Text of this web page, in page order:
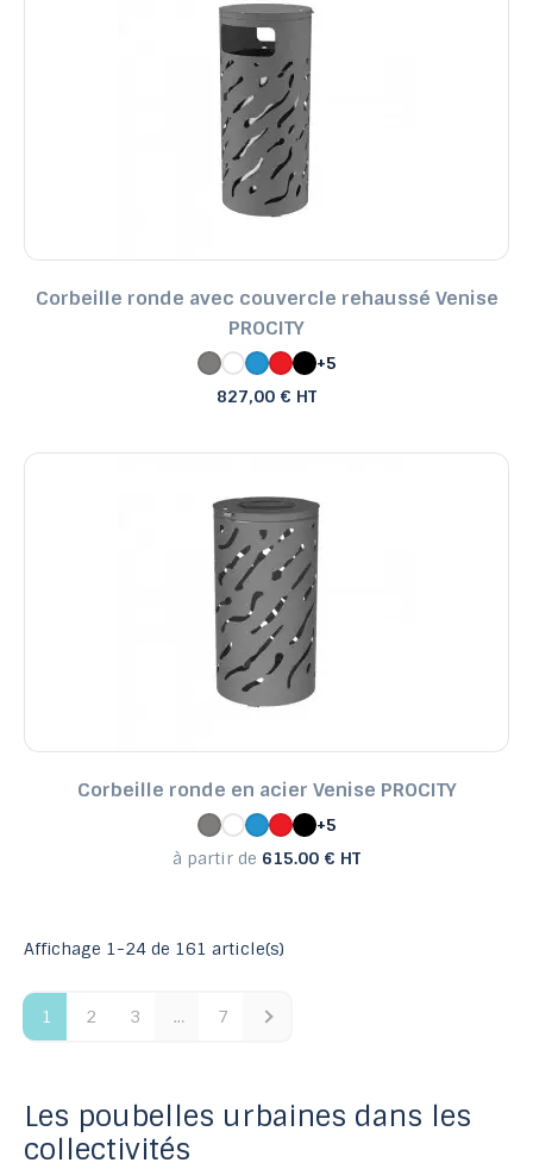
Corbeille ronde avec couvercle rehaussé Venise
PROCITY
+5
827,00 € HT
Corbeille ronde en acier Venise PROCITY
+5
à partir de 615.00 € HT
Affichage 1-24 de 161 article(s)
1 2 3 … 7
Les poubelles urbaines dans les
collectivités